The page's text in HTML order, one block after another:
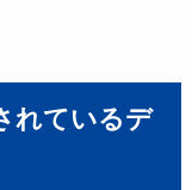
れているデ